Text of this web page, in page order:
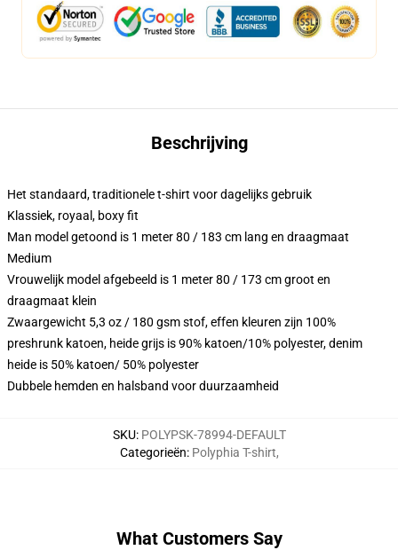
Beschrijving
Het standaard, traditionele t-shirt voor dagelijks gebruik
Klassiek, royaal, boxy fit
Man model getoond is 1 meter 80 / 183 cm lang en draagmaat
Medium
Vrouwelijk model afgebeeld is 1 meter 80 / 173 cm groot en
draagmaat klein
Zwaargewicht 5,3 oz / 180 gsm stof, effen kleuren zijn 100%
preshrunk katoen, heide grijs is 90% katoen/10% polyester, denim
heide is 50% katoen/ 50% polyester
Dubbele hemden en halsband voor duurzaamheid
SKU: POLYPSK-78994-DEFAULT
Categorieën: Polyphia T-shirt,
What Customers Say